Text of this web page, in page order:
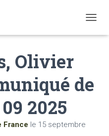
O
N
A
Olivier
de
2025
France le 15 septembre